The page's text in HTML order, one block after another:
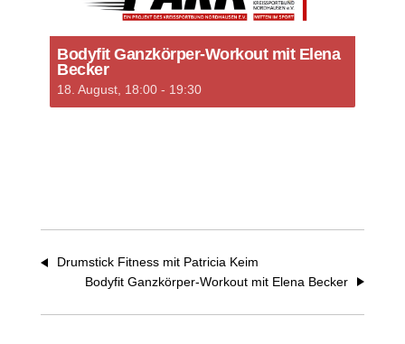
Bodyfit Ganzkörper-Workout mit Elena
Becker
18. August, 18:00 - 19:30
Drumstick Fitness mit Patricia Keim
Bodyfit Ganzkörper-Workout mit Elena Becker